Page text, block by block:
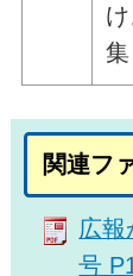
集
関連フ
広
号